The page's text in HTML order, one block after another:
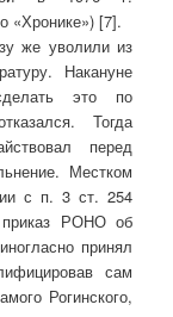
«Хронике») [7].
же уволили из
Накануне
это по
Тогда
перед
Местком
с п. 3 ст. 254
РОНО об
принял
сам
Рогинского,